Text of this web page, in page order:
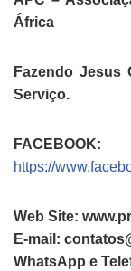
África
Fazendo Jesus
Serviço.
FACEBOOK:
https://
Web Site:
E-mail:
WhatsApp e